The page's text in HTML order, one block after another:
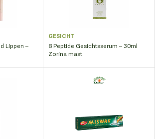
Lippen –
GESICHT
8 Peptide Gesichtsserum – 30ml
Zorina mast